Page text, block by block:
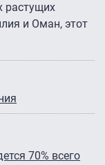
растущих
и Оман, этот
70% всего